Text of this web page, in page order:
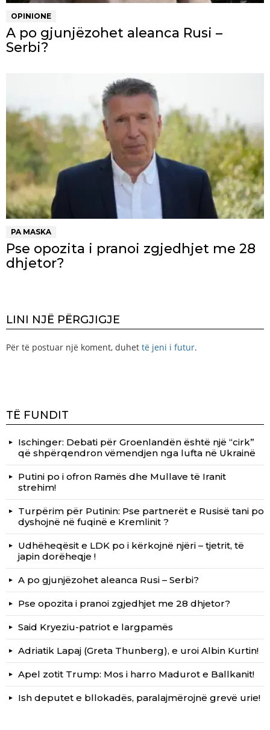
OPINIONE
A po gjunjëzohet aleanca Rusi –
Serbi?
PA MASKA
Pse opozita i pranoi zgjedhjet me 28
dhjetor?
LINI NJË PËRGJIGJE
Për të postuar një koment, duhet të jeni i futur.
TË FUNDIT
Ischinger: Debati për Groenlandën është një “cirk”
që shpërqendron vëmendjen nga lufta në Ukrainë
Putini po i ofron Ramës dhe Mullave të Iranit
strehim!
Turpërim për Putinin: Pse partnerët e Rusisë tani po
dyshojnë në fuqinë e Kremlinit ?
Udhëheqësit e LDK po i kërkojnë njëri – tjetrit, të
japin dorëheqje !
A po gjunjëzohet aleanca Rusi – Serbi?
Pse opozita i pranoi zgjedhjet me 28 dhjetor?
Said Kryeziu-patriot e largpamës
Adriatik Lapaj (Greta Thunberg), e uroi Albin Kurtin!
Apel zotit Trump: Mos i harro Madurot e Ballkanit!
Ish deputet e bllokadës, paralajmërojnë grevë urie!